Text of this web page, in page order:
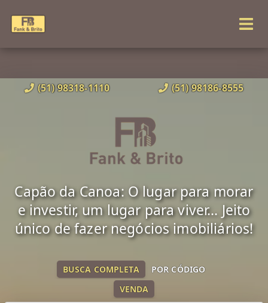
(51) 98318-1110 (51) 98186-8555
Capão da Canoa: O lugar para morar
e investir, um lugar para viver... Jeito
único de fazer negócios imobiliários!
VENDA
BUSCA COMPLETA POR CÓDIGO